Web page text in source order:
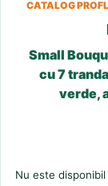
CATALOG
Small
cu 7
verde,
Nu este